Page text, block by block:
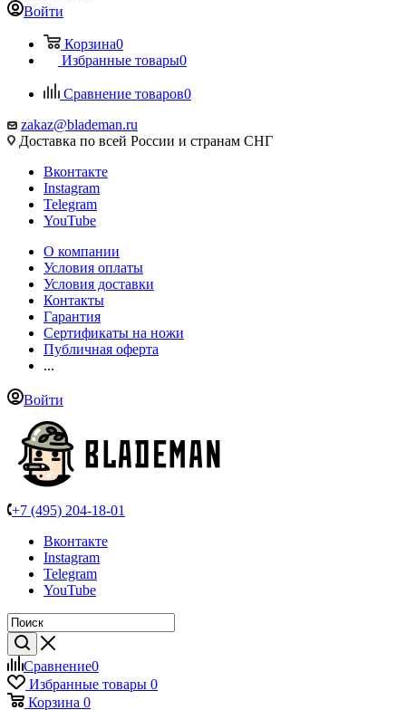
Войти
Корзина0
Избранные товары0
Сравнение товаров0
zakaz@blademan.ru
Доставка по всей России и странам СНГ
Вконтакте
Instagram
Telegram
YouTube
О компании
Условия оплаты
Условия доставки
Контакты
Гарантия
Сертификаты на ножи
Публичная оферта
...
Войти
+7 (495) 204-18-01
Вконтакте
Instagram
Telegram
YouTube
Сравнение0
Избранные товары 0
Корзина 0